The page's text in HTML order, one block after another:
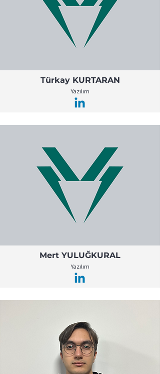
Türkay KURTARAN
Yazılım
Mert YULUĞKURAL
Yazılım